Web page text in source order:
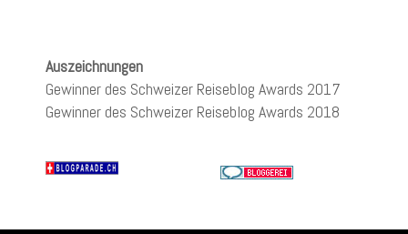
Auszeichnungen
Gewinner des Schweizer Reiseblog Awards 2017
Gewinner des Schweizer Reiseblog Awards 2018